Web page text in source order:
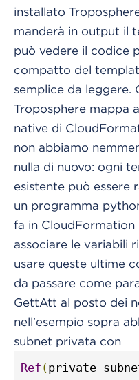
installato
manderà in output il
può vedere il codice
compatto del
semplice da
Troposphere mappa
native di
non abbiamo
nulla di nuovo: ogni
esistente può essere
un programma
fa in
associare le variabili
usare queste ultime
da passare come
GettAtt al posto dei
nell'esempio sopra
subnet privata con
Ref (